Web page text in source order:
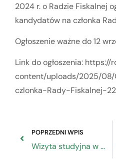
2024 r. o Radzie Fiskalnej
kandydatów na członka
Ogłoszenie ważne do 12
Link do ogłoszenia:
content/uploads/2025/
czlonka-Rady-Fiskalnej-
POPRZEDNI WPIS
Wizyta studyjna w Wodzisławiu Śląskim